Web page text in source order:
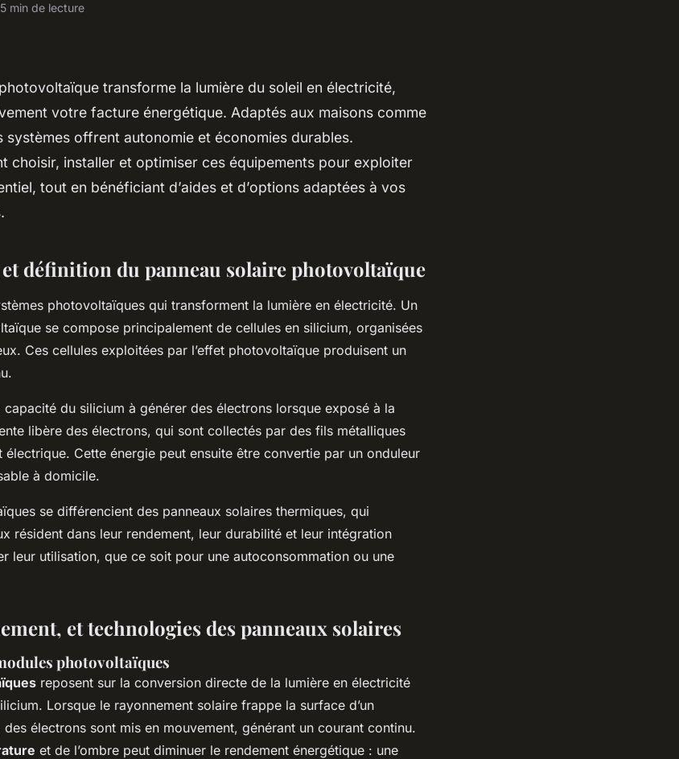
5 min de lecture
transforme la lumière du soleil en électricité,
votre facture énergétique. Adaptés aux maisons comme
systèmes offrent autonomie et économies durables.
choisir, installer et optimiser ces équipements pour exploiter
tout en bénéficiant d’aides et d’options adaptées à vos
définition du panneau solaire photovoltaïque
photovoltaïques qui transforment la lumière en électricité. Un
se compose principalement de cellules en silicium, organisées
Ces cellules exploitées par l’effet photovoltaïque produisent un
du silicium à générer des électrons lorsque exposé à la
libère des électrons, qui sont collectés par des fils métalliques
Cette énergie peut ensuite être convertie par un onduleur
à domicile.
se différencient des panneaux solaires thermiques, qui
résident dans leur rendement, leur durabilité et leur intégration
leur utilisation, que ce soit pour une autoconsommation ou une
et technologies des panneaux solaires
photovoltaïques
reposent sur la conversion directe de la lumière en électricité
Lorsque le rayonnement solaire frappe la surface d’un
électrons sont mis en mouvement, générant un courant continu.
et de l’ombre peut diminuer le rendement énergétique : une